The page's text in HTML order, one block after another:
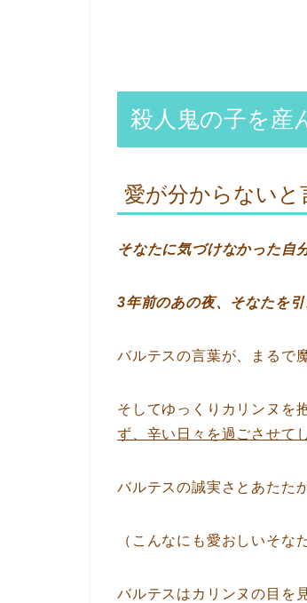
殺人鬼の子を産
愛が分からない
そなたに気づけなかった自
3年前のあの夜、そなたを
バルテスの言葉が、まるで
そしてゆっくりカリンヌを
ず、辛い日々を過ごさせて
バルテスの誠実さとあたた
（こんなにも愛おしいそな
バルテスはカリンヌの目を